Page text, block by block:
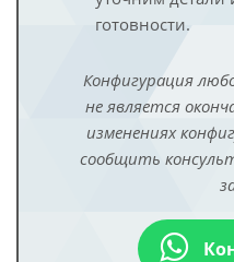
готовности.
Конфигурация
не является
изменениях
сообщить